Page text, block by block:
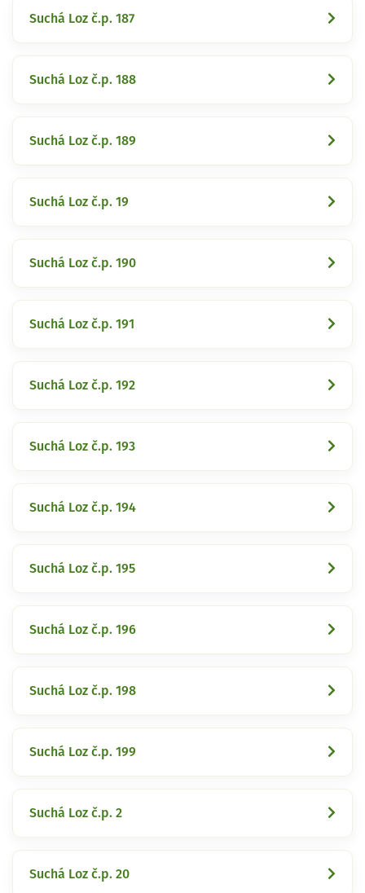
Suchá Loz č.p. 187
Suchá Loz č.p. 188
Suchá Loz č.p. 189
Suchá Loz č.p. 19
Suchá Loz č.p. 190
Suchá Loz č.p. 191
Suchá Loz č.p. 192
Suchá Loz č.p. 193
Suchá Loz č.p. 194
Suchá Loz č.p. 195
Suchá Loz č.p. 196
Suchá Loz č.p. 198
Suchá Loz č.p. 199
Suchá Loz č.p. 2
Suchá Loz č.p. 20